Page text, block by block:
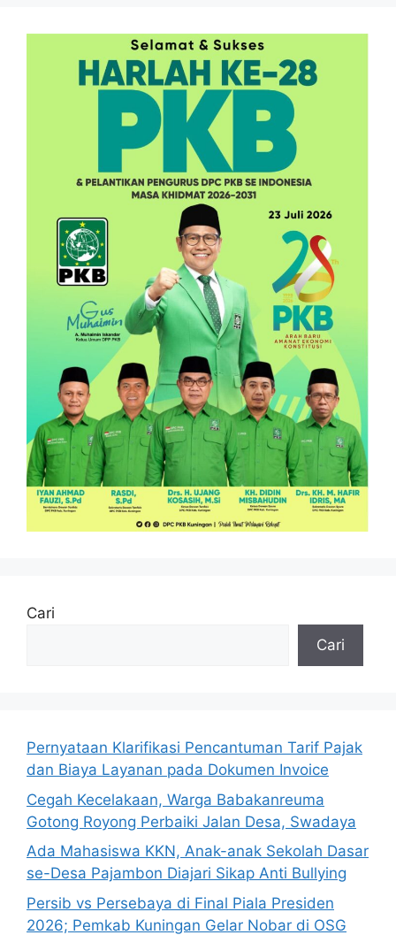
Cari
Cari
Pernyataan Klarifikasi Pencantuman Tarif Pajak
dan Biaya Layanan pada Dokumen Invoice
Cegah Kecelakaan, Warga Babakanreuma
Gotong Royong Perbaiki Jalan Desa, Swadaya
Ada Mahasiswa KKN, Anak-anak Sekolah Dasar
se-Desa Pajambon Diajari Sikap Anti Bullying
Persib vs Persebaya di Final Piala Presiden
2026; Pemkab Kuningan Gelar Nobar di OSG